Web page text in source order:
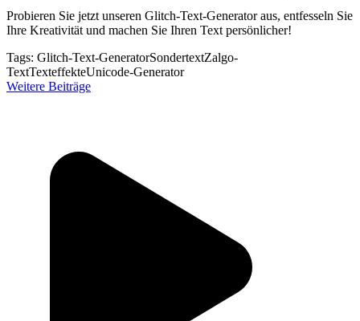
Probieren Sie jetzt unseren Glitch-Text-Generator aus, entfesseln Sie
Ihre Kreativität und machen Sie Ihren Text persönlicher!
Tags: Glitch-Text-GeneratorSondertextZalgo-
TextTexteffekteUnicode-Generator
Weitere Beiträge